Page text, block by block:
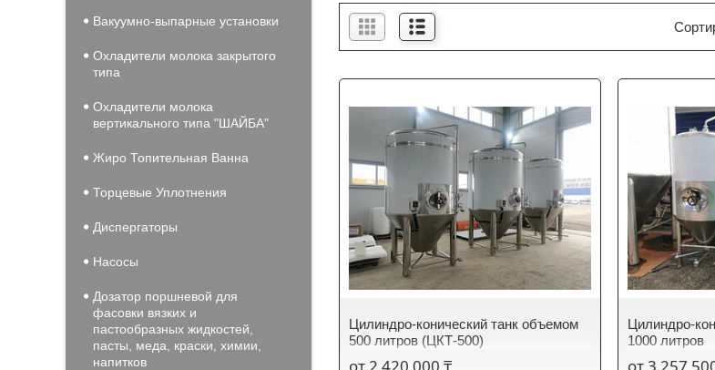
Цилиндро-конический танк объемом
500 литров (ЦКТ-500)
Цилиндро-
1000 литров
Вакуумно-выпарные установки
Охладители молока закрытого
типа
Охладители молока
вертикального типа "ШАЙБА"
Жиро Топительная Ванна
Торцевые Уплотнения
Диспергаторы
Насосы
Дозатор поршневой для
фасовки вязких и
пастообразных жидкостей,
пасты, меда, краски, химии,
напитков